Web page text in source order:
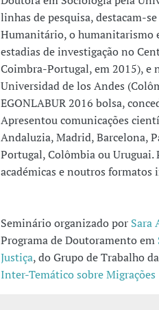
linhas de pesquisa, destacam-
Humanitário, o humanitarismo
estadias de investigação no
Coimbra-Portugal, em 2015), e
Universidad de los Andes
EGONLABUR 2016 bolsa,
Apresentou comunicações
Andaluzia, Madrid, Barcelona,
Portugal, Colômbia ou
académicas e noutros formatos
Seminário organizado por Sara
Programa de Doutoramento em
Justiça, do Grupo de Trabalho
Inter-Temático sobre Migrações